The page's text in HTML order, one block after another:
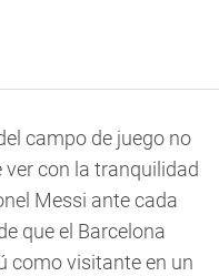
campo de juego no
con la tranquilidad
Messi ante cada
que el Barcelona
como visitante en un